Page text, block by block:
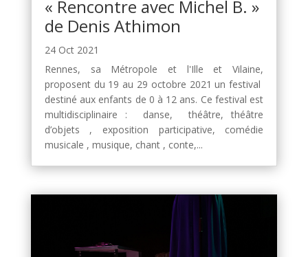
« Rencontre avec Michel B. »
de Denis Athimon
24 Oct 2021
Rennes, sa Métropole et l'Ille et Vilaine,
proposent du 19 au 29 octobre 2021 un festival
destiné aux enfants de 0 à 12 ans. Ce festival est
multidisciplinaire : danse, théâtre, théâtre
d’objets , exposition participative, comédie
musicale , musique, chant , conte,...